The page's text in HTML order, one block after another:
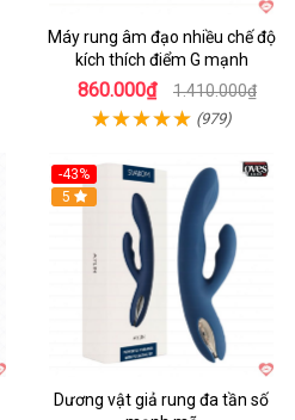
Máy rung âm đạo nhiều chế độ
kích thích điểm G mạnh
860.000₫ 1.410.000₫
(979)
-43%
Hot
5
Dương vật giả rung đa tần số